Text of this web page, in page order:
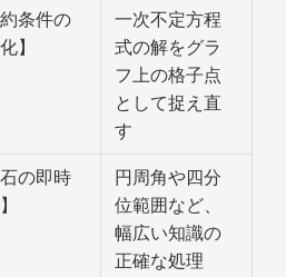
約条件の
】
一次不定方程
式の解をグラ
フ上の格子点
として捉え直
す
石の即時
円周角や四分
位範囲など、
幅広い知識の
正確な処理